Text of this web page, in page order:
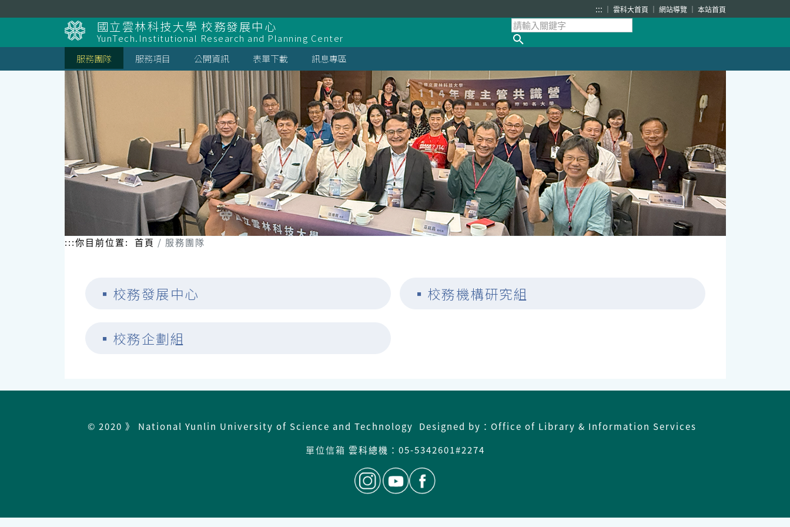
到
主
要
內
容
區
塊
::: 雲科大首頁 網站導覽 本站首頁
國立雲林科技大學 校務發展中心
YunTech.Institutional Research and Planning Center
服務團隊
服務項目 公開資訊 表單下載 訊息專區
:::你目前位置: 首頁 服務團隊
▪ 校務發展中心 ▪ 校務機構研究組
▪ 校務企劃組
© 2020 》 National Yunlin University of Science and Technology Designed by：Office of Library & Information Services
單位信箱 雲科總機： 05-5342601#2274